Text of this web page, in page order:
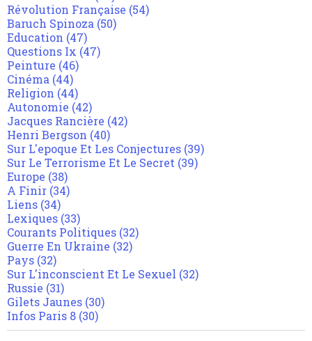
Révolution Française (54)
Baruch Spinoza (50)
Education (47)
Questions Ix (47)
Peinture (46)
Cinéma (44)
Religion (44)
Autonomie (42)
Jacques Rancière (42)
Henri Bergson (40)
Sur L'epoque Et Les Conjectures (39)
Sur Le Terrorisme Et Le Secret (39)
Europe (38)
A Finir (34)
Liens (34)
Lexiques (33)
Courants Politiques (32)
Guerre En Ukraine (32)
Pays (32)
Sur L'inconscient Et Le Sexuel (32)
Russie (31)
Gilets Jaunes (30)
Infos Paris 8 (30)